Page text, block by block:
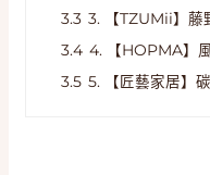
3.3 3. 【TZUMii】藤
3.4 4. 【HOPMA】
3.5 5. 【匠藝家居】